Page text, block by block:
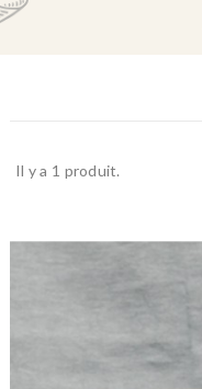
Il y a 1 produit.